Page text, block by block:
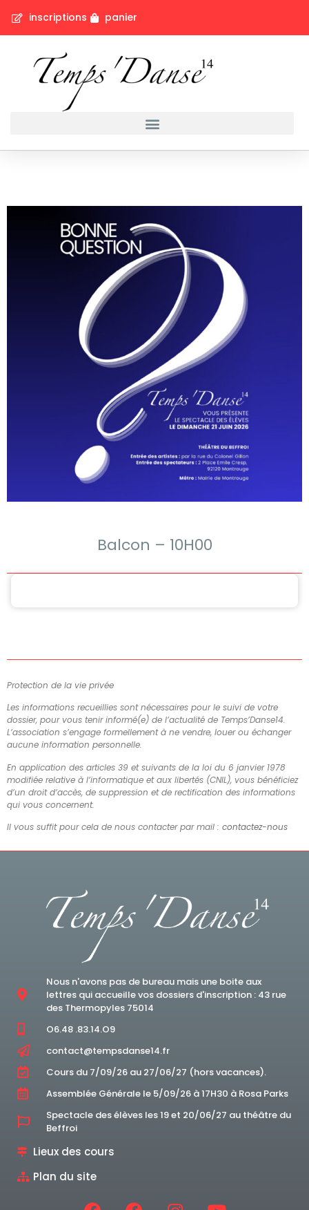
inscriptions panier
Balcon – 10H00
Protection de la vie privée
Les informations recueillies sont nécessaires pour le suivi de votre
dossier, pour vous tenir informé(e) de l’actualité de Temps’Danse14.
L’association s’engage formellement à ne vendre, louer ou échanger
aucune information personnelle.
En application des articles 39 et suivants de la loi du 6 janvier 1978
modifiée relative à l’informatique et aux libertés (CNIL), vous bénéficiez
d’un droit d’accès, de suppression et de rectification des informations
qui vous concernent.
Il vous suffit pour cela de nous contacter par mail : contactez-nous
Nous n'avons pas de bureau mais une boite aux
lettres qui accueille vos dossiers d'inscription : 43 rue
des Thermopyles 75014
O6.48 .83.14.O9
contact@tempsdanse14.fr
Cours du 7/09/26 au 27/06/27 (hors vacances).
Assemblée Générale le 5/09/26 à 17H30 à Rosa Parks
Spectacle des élèves les 19 et 20/06/27 au théâtre du
Beffroi
Lieux des cours
Plan du site